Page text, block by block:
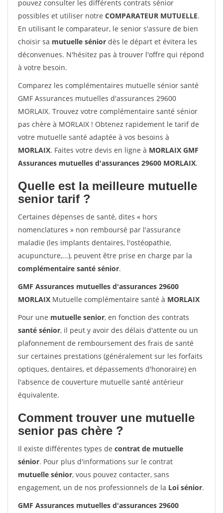
pouvez consulter les différents contrats sénior
possibles et utiliser notre COMPARATEUR MUTUELLE.
En utilisant le comparateur, le senior s'assure de bien
choisir sa mutuelle sénior dès le départ et évitera les
déconvenues. N'hésitez pas à trouver l'offre qui répond
à votre besoin.
Comparez les complémentaires mutuelle sénior santé
GMF Assurances mutuelles d'assurances 29600
MORLAIX. Trouvez votre complémentaire santé sénior
pas chère à MORLAIX ! Obtenez rapidement le tarif de
votre mutuelle santé adaptée à vos besoins à
MORLAIX. Faites votre devis en ligne à MORLAIX GMF
Assurances mutuelles d'assurances 29600 MORLAIX.
Quelle est la meilleure mutuelle
senior tarif ?
Certaines dépenses de santé, dites « hors
nomenclatures » non remboursé par l'assurance
maladie (les implants dentaires, l'ostéopathie,
acupuncture,...), peuvent être prise en charge par la
complémentaire santé sénior.
GMF Assurances mutuelles d'assurances 29600
MORLAIX Mutuelle complémentaire santé à MORLAIX
Pour une mutuelle senior, en fonction des contrats
santé sénior, il peut y avoir des délais d'attente ou un
plafonnement de remboursement des frais de santé
sur certaines prestations (généralement sur les forfaits
optiques, dentaires, et dépassements d'honoraire) en
l'absence de couverture mutuelle santé antérieur
équivalente.
Comment trouver une mutuelle
senior pas chère ?
Il existe différentes types de contrat de mutuelle
sénior. Pour plus d'informations sur le contrat
mutuelle sénior, vous pouvez contacter, sans
engagement, un de nos professionnels de la Loi sénior.
GMF Assurances mutuelles d'assurances 29600